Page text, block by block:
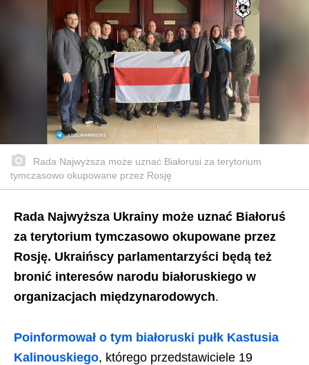
Rada Najwyższa może uznać Białorusi za terytorium
tymczasowo okupowane przez Rosję
Rada Najwyższa Ukrainy może uznać Białoruś
za terytorium tymczasowo okupowane przez
Rosję. Ukraińscy parlamentarzyści będą też
bronić interesów narodu białoruskiego w
organizacjach międzynarodowych.
Poinformował o tym białoruski pułk Kastusia
Kalinouskiego, którego przedstawiciele 19